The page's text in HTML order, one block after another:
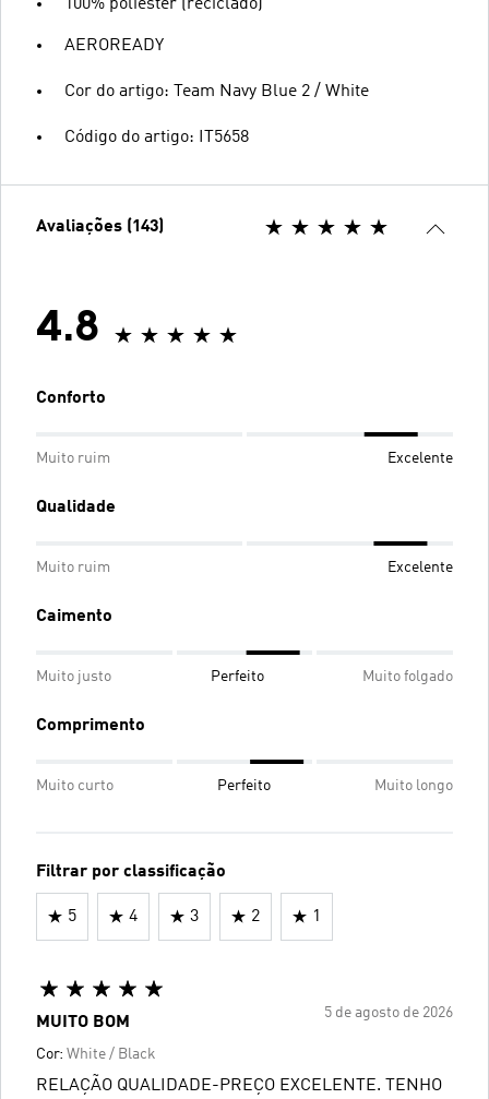
100% poliéster (reciclado)
AEROREADY
Cor do artigo: Team Navy Blue 2 / White
Código do artigo: IT5658
Avaliações (143)
4.8
Conforto
Muito ruim Excelente
Qualidade
Muito ruim Excelente
Caimento
Muito justo Perfeito Muito folgado
Comprimento
Muito curto Perfeito Muito longo
Filtrar por classificação
5 4 3 2 1
5 de agosto de 2026
MUITO BOM
Cor: White / Black
RELAÇÃO QUALIDADE-PREÇO EXCELENTE. TENHO